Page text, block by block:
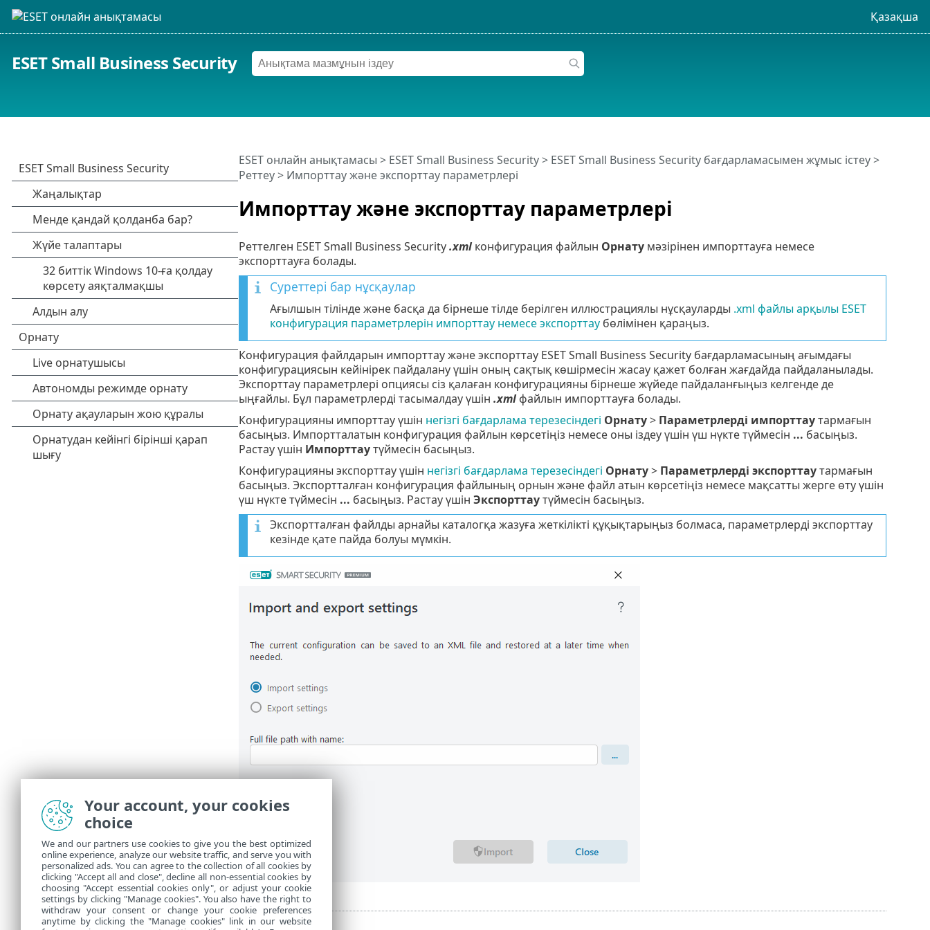
Қазақша
ESET Small Business Security
Импорттау және экспорттау параметрлері
ESET онлайн анықтамасы > ESET Small Business Security> ESET Small Business Security бағдарламасымен жұмыс істеу>
Реттеу> Импорттау және экспорттау параметрлері
Реттелген ESET Small Business Security.xmlконфигурация файлын Орнатумәзірінен импорттауға немесе
экспорттауға болады.
Суреттері бар нұсқаулар
Ағылшын тілінде және басқа да бірнеше тілде берілген иллюстрациялы нұсқауларды .xml файлы арқылы ESET
конфигурация параметрлерін импорттау немесе экспорттаубөлімінен қараңыз.
Конфигурация файлдарын импорттау және экспорттау ESET Small Business Security бағдарламасының ағымдағы
конфигурациясын кейінірек пайдалану үшін оның сақтық көшірмесін жасау қажет болған жағдайда пайдаланылады.
Экспорттау параметрлері опциясы сіз қалаған конфигурацияны бірнеше жүйеде пайдаланғыңыз келгенде де
ыңғайлы. Бұл параметрлерді тасымалдау үшін .xmlфайлын импорттауға болады.
Конфигурацияны импорттау үшін негізгі бағдарлама терезесіндегі Орнату> Параметрлерді импорттаутармағын
басыңыз. Импортталатын конфигурация файлын көрсетіңіз немесе оны іздеу үшін үш нүкте түймесін ... басыңыз.
Растау үшін Импорттаутүймесін басыңыз.
Конфигурацияны экспорттау үшін негізгі бағдарлама терезесіндегі Орнату> Параметрлерді экспорттаутармағын
басыңыз. Экспортталған конфигурация файлының орнын және файл атын көрсетіңіз немесе мақсатты жерге өту үшін
үш нүкте түймесін ... басыңыз. Растау үшін Экспорттаутүймесін басыңыз.
Экспортталған файлды арнайы каталогқа жазуға жеткілікті құқықтарыңыз болмаса, параметрлерді экспорттау
кезінде қате пайда болуы мүмкін.
Your account, your cookies
choice
We and our partners use cookies to give you the best optimized
online experience, analyze our website traffic, and serve you with
personalized ads. You can agree to the collection of all cookies by
clicking "Accept all and close", decline all non-essential cookies by
choosing "Accept essential cookies only", or adjust your cookie
settings by clicking "Manage cookies". You also have the right to
withdraw your consent or change your cookie preferences
anytime by clicking the "Manage cookies" link in our website